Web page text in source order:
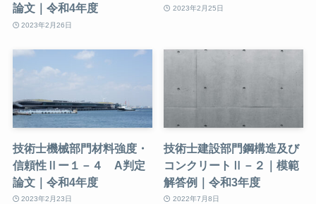
論文｜令和4年度
2023年2月26日
2023年2月25日
技術士機械部門材料強度・
信頼性Ⅱー１－４ A判定
論文｜令和4年度
2023年2月23日
技術士建設部門鋼構造及び
コンクリートⅡ－２｜模範
解答例｜令和3年度
2022年7月8日